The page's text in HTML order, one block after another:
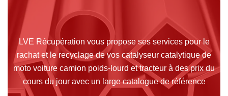
LVE Récupération vous propose ses services pour le
rachat et le recyclage de vos catalyseur catalytique de
moto voiture camion poids-lourd et tracteur à des prix du
cours du jour avec un large catalogue de référence